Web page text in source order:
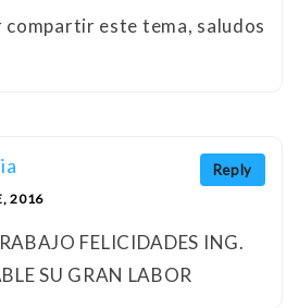
compartir este tema, saludos
Reply
2016
FELICIDADES ING.
SU GRAN LABOR